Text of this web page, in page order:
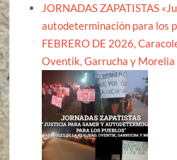
JORNADAS ZAPATISTAS
autodeterminación para los
FEBRERO DE 2026,
Oventik, Garrucha y Morelia